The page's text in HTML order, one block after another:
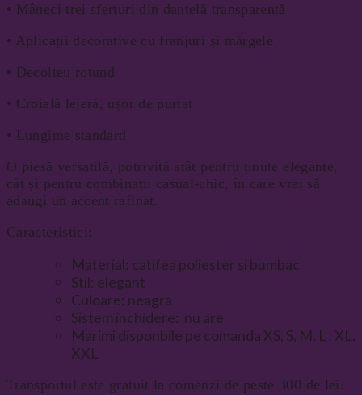
• Mâneci trei sferturi din dantelă transparentă
• Aplicații decorative cu franjuri și mărgele
• Decolteu rotund
• Croială lejeră, ușor de purtat
• Lungime standard
O piesă versatilă, potrivită atât pentru ținute elegante,
cât și pentru combinații casual-chic, în care vrei să
adaugi un accent rafinat.
Caracteristici:
Material: catifea poliester si bumbac
Stil: elegant
Culoare: neagra
Sistem închidere: nu are
Marimi disponbile pe comanda XS, S, M, L , XL,
XXL
Transportul este gratuit la comenzi de peste 300 de lei.